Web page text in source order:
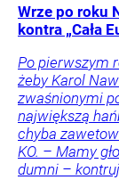
Wrze po roku
kontra „Cała
Po pierwszym
żeby Karol
zwaśnionymi
największą
chyba
KO. – Mamy
dumni –